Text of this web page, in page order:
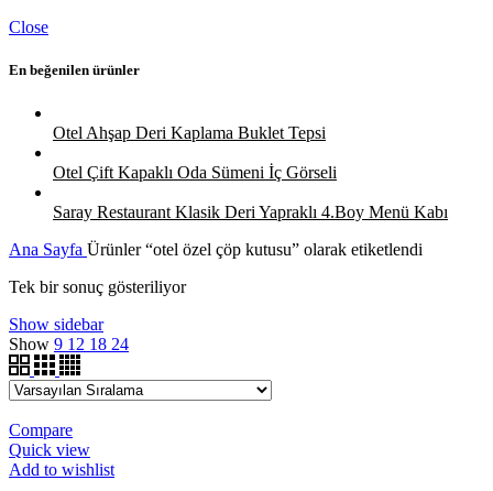
Close
En beğenilen ürünler
Otel Ahşap Deri Kaplama Buklet Tepsi
Otel Çift Kapaklı Oda Sümeni İç Görseli
Saray Restaurant Klasik Deri Yapraklı 4.Boy Menü Kabı
Ana Sayfa Ürünler “otel özel çöp kutusu” olarak etiketlendi
Tek bir sonuç gösteriliyor
Show sidebar
Show 9 12 18 24
Compare
Quick view
Add to wishlist